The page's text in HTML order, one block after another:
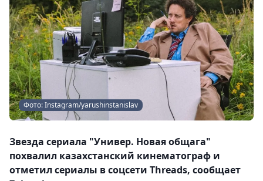
Фото: Instagram/yarushinstanislav
Звезда сериала "Универ. Новая общага"
похвалил казахстанский кинематограф и
отметил сериалы в соцсети Threads, сообщает